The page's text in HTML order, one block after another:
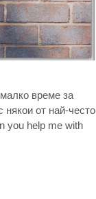
време за
някои от най-често
you help me with